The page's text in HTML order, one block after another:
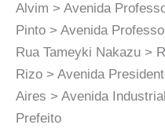
Alvim > Avenida
Pinto > Avenida
Rua Tameyki Nakazu >
Rizo > Avenida
Aires > Avenida
Prefeito